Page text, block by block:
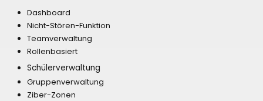
Dashboard
Nicht-Stören-Funktion
Teamverwaltung
Rollenbasiert
Schülerverwaltung
Gruppenverwaltung
Ziber-Zonen